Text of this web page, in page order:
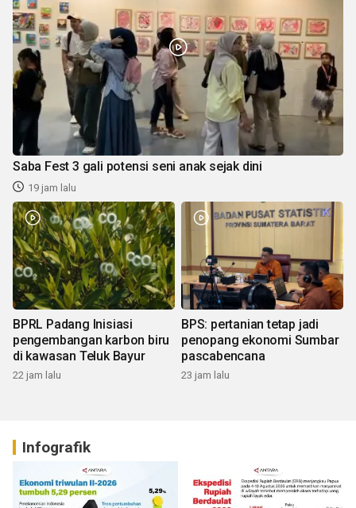
Saba Fest 3 gali potensi seni anak sejak dini
19 jam lalu
BPRL Padang Inisiasi
pengembangan karbon biru
di kawasan Teluk Bayur
22 jam lalu
BPS: pertanian tetap jadi
penopang ekonomi Sumbar
pascabencana
23 jam lalu
Infografik